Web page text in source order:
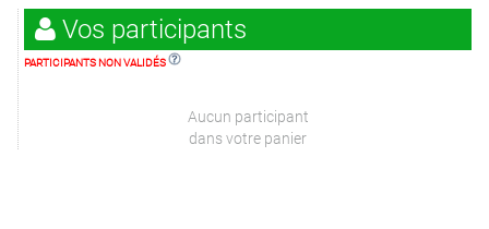
Vos participants
PARTICIPANTS NON VALIDÉS
Aucun participant
dans votre panier